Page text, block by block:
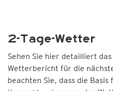
2-Tage-Wetter
Sehen Sie hier detailliert
Wetterbericht für die
beachten Sie, dass die Basis